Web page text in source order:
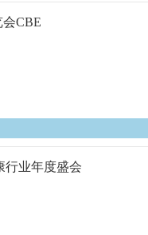
会CBE
行业年度盛会